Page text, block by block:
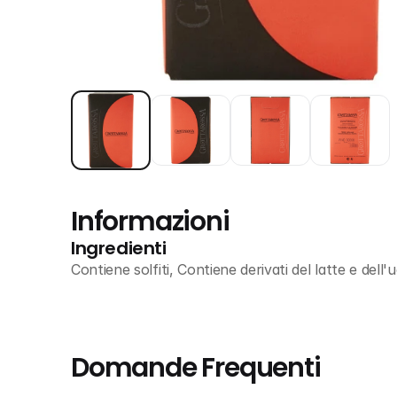
Informazioni
Ingredienti
Contiene solfiti, Contiene derivati del latte e
Domande Frequenti